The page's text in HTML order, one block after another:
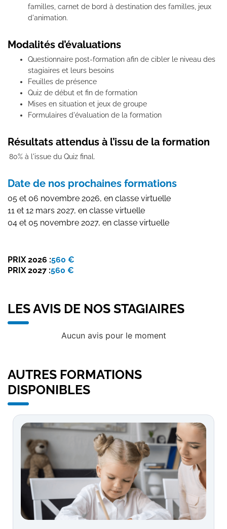
familles, carnet de bord à destination des familles, jeux
d'animation.
Modalités d’évaluations
Questionnaire post-formation afin de cibler le niveau des
stagiaires et leurs besoins
Feuilles de présence
Quiz de début et fin de formation
Mises en situation et jeux de groupe
Formulaires d'évaluation de la formation
Résultats attendus à l’issu de la formation
80% à l'issue du Quiz final.
Date de nos prochaines formations
05 et 06 novembre 2026, en classe virtuelle
11 et 12 mars 2027, en classe virtuelle
04 et 05 novembre 2027, en classe virtuelle
PRIX 2026 :560 €
PRIX 2027 :560 €
LES AVIS DE NOS STAGIAIRES
Aucun avis pour le moment
AUTRES FORMATIONS
DISPONIBLES